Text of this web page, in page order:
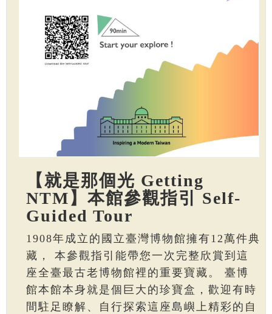
【就是那個光 Getting
NTM】本館參觀指引 Self-
Guided Tour
1908年成立的國立臺灣博物館擁有12萬件典
藏， 本參觀指引能帶您一次完整欣賞到這
座全臺最古老博物館裡的重要寶藏。 臺博
館本館本身就是個巨大的珍寶盒，歡迎有時
間駐足瞭解、自行探索這座島嶼上精彩的自